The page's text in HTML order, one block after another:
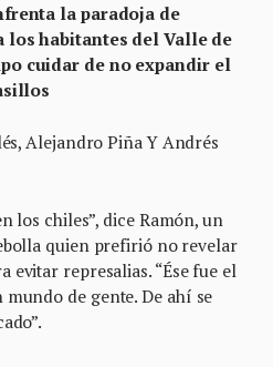
la paradoja de
habitantes del Valle de
cuidar de no expandir el
Alejandro Piña Y Andrés
los chiles”, dice Ramón, un
quien prefirió no revelar
evitar represalias. “Ése fue el
de gente. De ahí se